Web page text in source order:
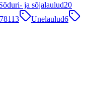
ja sõjalaulud20
113 Unelaulud6